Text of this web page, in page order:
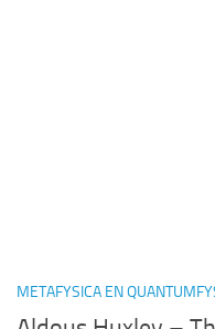
METAFYSICA EN